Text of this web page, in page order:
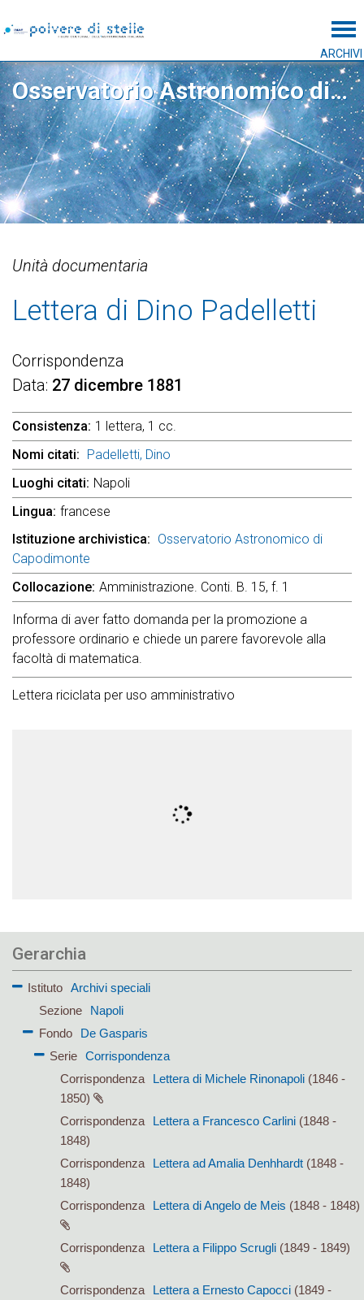
ARCHIVI
Osservatorio Astronomico di Capodimonte
Unità documentaria
Lettera di Dino Padelletti
Corrispondenza
Data 27 dicembre 1881
Consistenza 1 lettera, 1 cc.
Nomi citati
Padelletti, Dino
Luoghi citati Napoli
Lingua francese
Istituzione archivistica
Osservatorio Astronomico di
Capodimonte
Collocazione Amministrazione. Conti. B. 15, f. 1
Informa di aver fatto domanda per la promozione a
professore ordinario e chiede un parere favorevole alla
facoltà di matematica.
Lettera riciclata per uso amministrativo
Gerarchia
Istituto
Archivi speciali
Sezione
Napoli
Fondo
De Gasparis
Serie Corrispondenza
Corrispondenza
Lettera di Michele Rinonapoli (1846 -
1850)
Corrispondenza
Lettera a Francesco Carlini (1848 -
1848)
Corrispondenza
Lettera ad Amalia Denhhardt (1848 -
1848)
Corrispondenza
Lettera di Angelo de Meis (1848 - 1848)
Corrispondenza Lettera a Filippo Scrugli (1849 - 1849)
Corrispondenza Lettera a Ernesto Capocci (1849 -